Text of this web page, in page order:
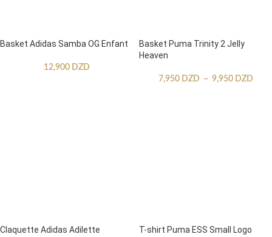
Basket Adidas Samba OG Enfant
12,900 DZD
Basket Puma Trinity 2 Jelly
Heaven
7,950 DZD – 9,950 DZD
Claquette Adidas Adilette T-shirt Puma ESS Small Logo